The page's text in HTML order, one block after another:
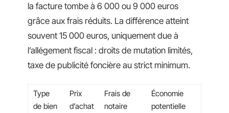
la facture tombe à 6 000 ou 9 000 euros
grâce aux frais réduits. La différence atteint
souvent 15 000 euros, uniquement due à
l’allégement fiscal : droits de mutation limités,
taxe de publicité foncière au strict minimum.
Type
de bien
Prix
d’achat
Frais de
notaire
Économie
potentielle